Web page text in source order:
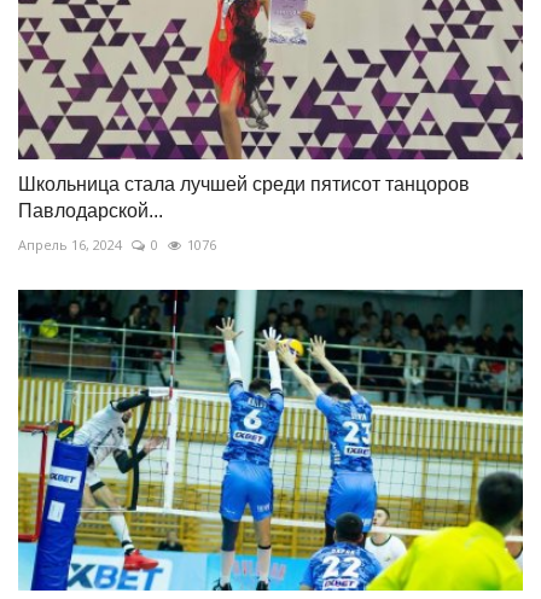
Школьница стала лучшей среди пятисот танцоров
Павлодарской...
Апрель 16, 2024 0 1076